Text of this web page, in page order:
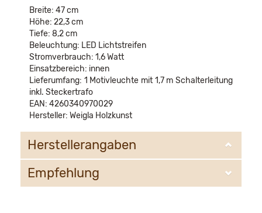
Breite: 47 cm
Höhe: 22,3 cm
Tiefe: 8,2 cm
Beleuchtung: LED Lichtstreifen
Stromverbrauch: 1,6 Watt
Einsatzbereich: innen
Lieferumfang: 1 Motivleuchte mit 1,7 m Schalterleitung
inkl. Steckertrafo
EAN: 4260340970029
Hersteller: Weigla Holzkunst
Herstellerangaben
WEIGLA e.K.
Empfehlung